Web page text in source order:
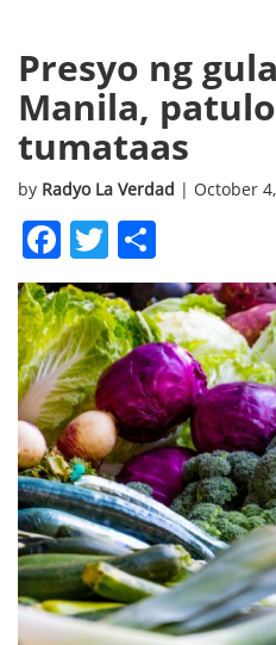
Presyo ng
Manila,
tumataas
by Radyo La Verdad | October
Facebook
Twitter